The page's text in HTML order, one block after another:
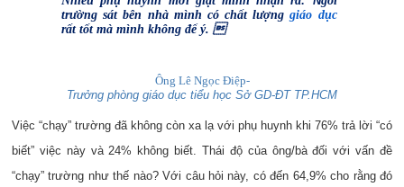
trường sát bên nhà mình có chất lượnggiáo dục
rất tốt mà mình không để ý. 
Ông Lê Ngọc Điệp-
Trưởng phòng giáo dục tiểu học Sở GD-ĐT TP.HCM
Việc “chạy” trường đã không còn xa lạ với phụ huynh khi 76% trả lời “có
biết” việc này và 24% không biết. Thái độ của ông/bà đối với vấn đề
“chạy” trường như thế nào? Với câu hỏi này, có đến 64,9% cho rằng đó